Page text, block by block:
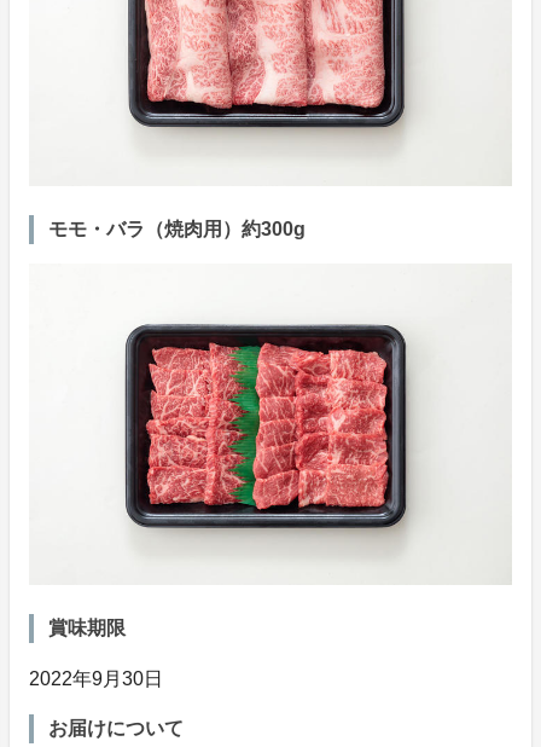
モモ・バラ（焼肉用）約300g
賞味期限
2022年9月30日
お届けについて